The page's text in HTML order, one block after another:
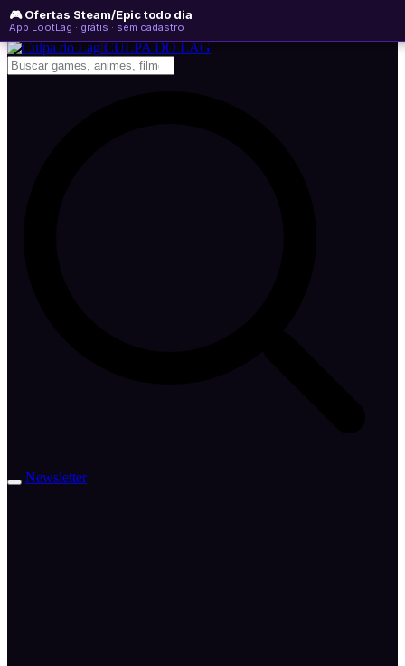
🎮 Ofertas Steam/Epic todo dia
App LootLag · grátis · sem cadastro
sábado, 08 de agosto de 2026 WhatsApp
Newsletter
CULPA DO LAG
Newsletter